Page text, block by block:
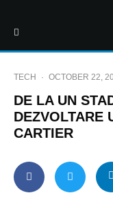
TECH · OCTOBER 22,
DE LA UN
DEZVOLTARE
CARTIER